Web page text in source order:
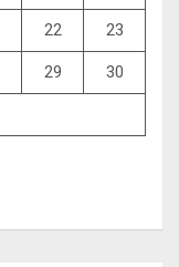
22 23
29 30